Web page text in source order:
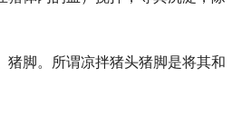
脚。所谓凉拌猪头猪脚是将其和